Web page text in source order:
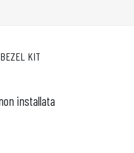
KIT
installata